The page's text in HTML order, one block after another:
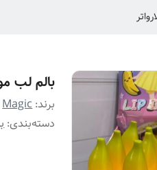
بالم لب
برند:Magic
دسته‌بندی: